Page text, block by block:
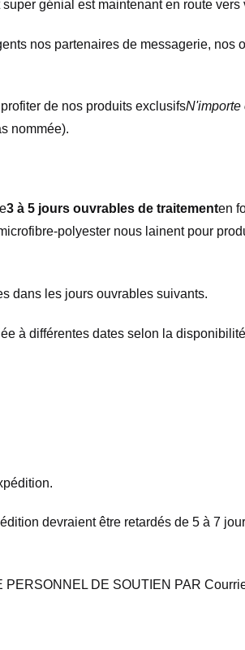
génial est maintenant en route vers
nos partenaires de messagerie, nos
de nos produits exclusifsN'importe
nommée).
3 à 5 jours ouvrables de traitementen
polyester nous lainent pour
dans les jours ouvrables suivants.
à différentes dates selon la
devraient être retardés de 5 à 7
DE SOUTIEN PAR